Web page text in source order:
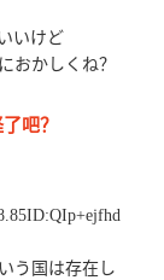
いけど
おかしくね？
吧？
う国は存在し